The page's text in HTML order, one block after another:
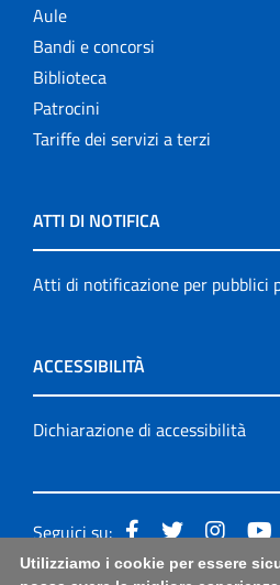
Aule
Bandi e concorsi
Biblioteca
Patrocini
Tariffe dei servizi a terzi
ATTI DI NOTIFICA
Atti di notificazione per pubblici
ACCESSIBILITÀ
Dichiarazione di accessibilità
Seguici su:
Utilizziamo i cookie per essere